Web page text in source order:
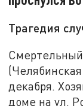
Трагедия
декабря.
доме на ул.